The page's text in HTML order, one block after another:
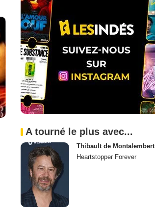
A tourné le plus avec...
Thibault de Montalembert
Heartstopper Forever